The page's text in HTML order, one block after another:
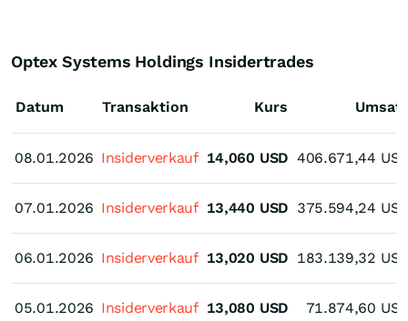
Optex Systems Holdings Insidertrades
Datum
08.01.2026
07.01.2026
06.01.2026
05.01.2026
Transaktion Kurs Umsatz
08.01.2026 Insiderverkauf 14,060 USD 406.671,44
07.01.2026 Insiderverkauf 13,440 USD 375.594,24
06.01.2026 Insiderverkauf 13,020 USD 183.139,32
05.01.2026 Insiderverkauf 13,080 USD 71.874,60